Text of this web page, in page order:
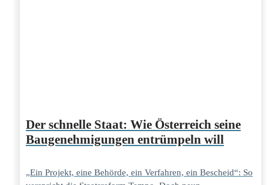
Der schnelle Staat: Wie Österreich seine
Baugenehmigungen entrümpeln will
„Ein Projekt, eine Behörde, ein Verfahren, ein Bescheid“: So